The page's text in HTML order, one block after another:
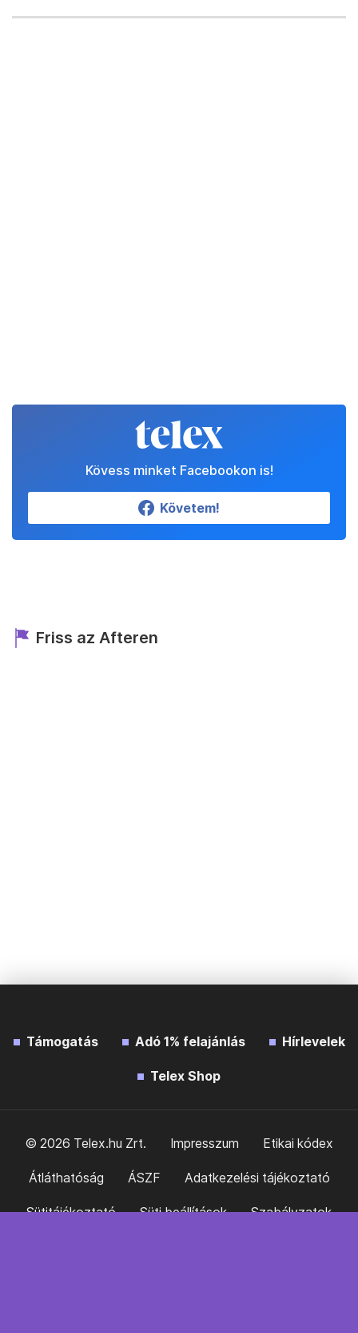
Kövess minket Facebookon is!
Követem!
Friss az Afteren
Támogatás Adó 1% felajánlás Hírlevelek
Telex Shop
© 2026 Telex.hu Zrt. Impresszum Etikai kódex
Átláthatóság ÁSZF Adatkezelési tájékoztató
Sütitájékoztató Süti beállítások Szabályzatok